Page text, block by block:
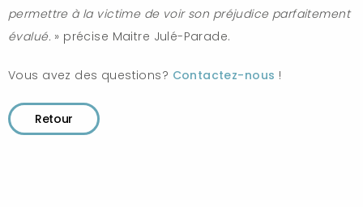
permettre à la victime de voir son préjudice parfaitement
évalué. » précise Maitre Julé-Parade.
Vous avez des questions? Contactez-nous !
Retour